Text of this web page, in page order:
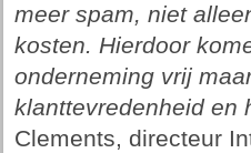
meer spam, niet
kosten. Hierdoor
onderneming vrij
klanttevredenheid en
Clements, directeur